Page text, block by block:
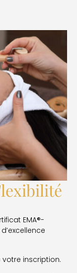
EMA®-
inscription.